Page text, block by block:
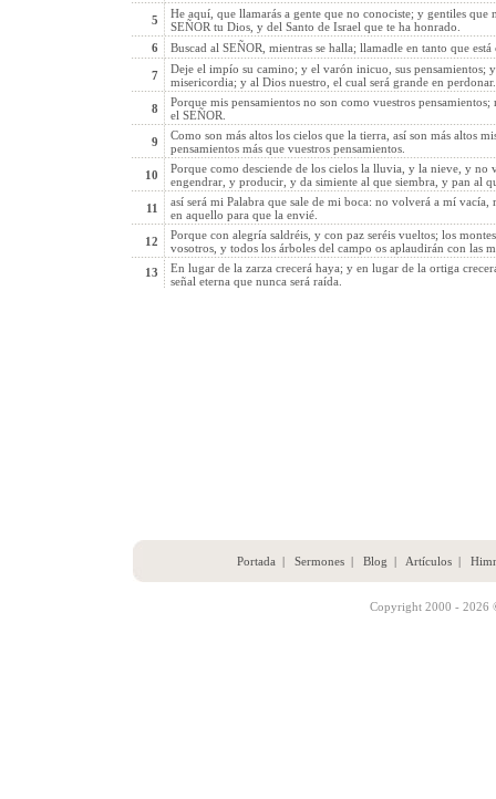
5
He aquí, que llamarás a gente que no conociste; y gentiles
SEÑOR tu Dios, y del Santo de Israel que te ha honrado.
6
Buscad al SEÑOR, mientras se halla; llamadle en tanto que está
7
Deje el impío su camino; y el varón inicuo, sus pensamientos;
misericordia; y al Dios nuestro, el cual será grande en perdonar.
8
Porque mis pensamientos no son como vuestros
el SEÑOR.
9
Como son más altos los cielos que la tierra, así son más altos
pensamientos más que vuestros pensamientos.
10
Porque como desciende de los cielos la lluvia, y la nieve, y no
engendrar, y producir, y da simiente al que siembra, y pan al
11
así será mi Palabra que sale de mi boca: no volverá a mí
en aquello para que la envié.
12
Porque con alegría saldréis, y con paz seréis vueltos; los
vosotros, y todos los árboles del campo os aplaudirán con las
13
En lugar de la zarza crecerá haya; y en lugar de la ortiga
señal eterna que nunca será raída.
Portada | Sermones| Blog | Artículos|
Copyright 2000 - 2026